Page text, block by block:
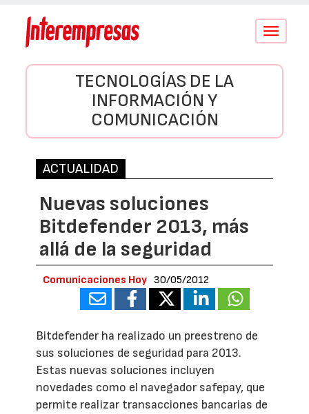
Conmutar
TECNOLOGÍAS DE LA
INFORMACIÓN Y
COMUNICACIÓN
ACTUALIDAD
Nuevas soluciones
Bitdefender 2013, más
allá de la seguridad
Comunicaciones Hoy 30/05/2012
Bitdefender ha realizado un preestreno de
sus soluciones de seguridad para 2013.
Estas nuevas soluciones incluyen
novedades como el navegador safepay, que
permite realizar transacciones bancarias de